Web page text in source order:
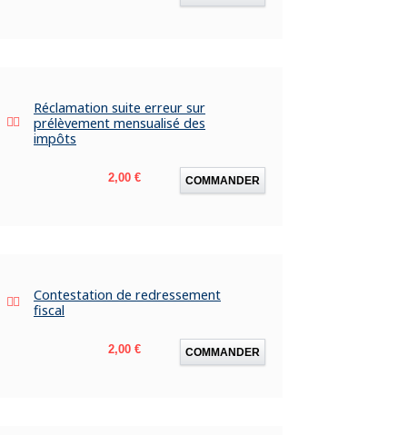
Réclamation suite erreur sur
prélèvement mensualisé des
impôts
Prix
2,00 € COMMANDER
Contestation de redressement
fiscal
Prix
2,00 € COMMANDER